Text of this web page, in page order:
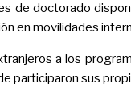
de doctorado
en movilidades
a los
participaron sus